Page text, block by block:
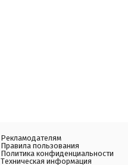
Рекламодателям
Правила пользования
Политика конфиденциальности
Техническая информация